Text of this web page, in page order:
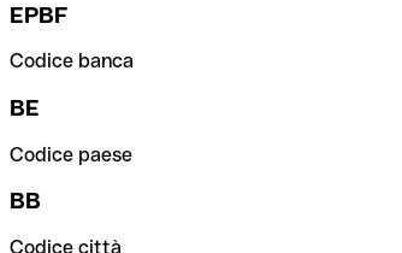
EPBF
Codice banca
BE
Codice paese
BB
Codice città